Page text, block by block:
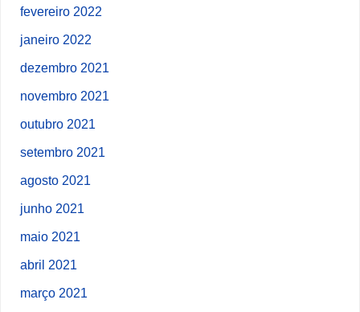
fevereiro 2022
janeiro 2022
dezembro 2021
novembro 2021
outubro 2021
setembro 2021
agosto 2021
junho 2021
maio 2021
abril 2021
março 2021